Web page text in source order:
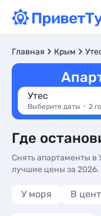
Главная Крым
Утес
Выберите даты 2
Где
Снять апартаменты в
лучшие цены за 2026.
3500 руб, номера с
У моря В